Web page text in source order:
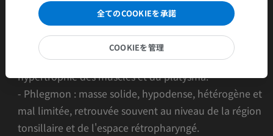
- Trismus
- Odynophagie
Imagerie :
- Cellulite : infiltration de la graisse (aspect réticulé),
hypertrophie des muscles et du platysma.
- Phlegmon : masse solide, hypodense, hétérogène et
mal limitée, retrouvée souvent au niveau de la région
tonsillaire et de l'espace rétropharyngé.
全てのCOOKIEを承諾
COOKIEを管理